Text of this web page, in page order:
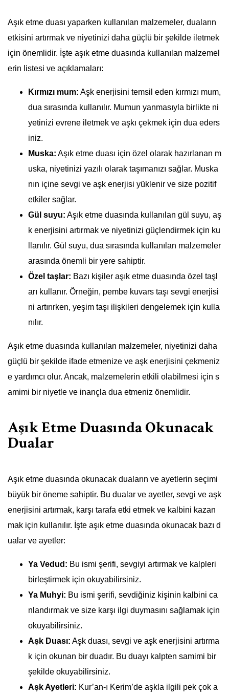
Aşık etme duası yaparken kullanılan malzemeler, duaların
etkisini artırmak ve niyetinizi daha güçlü bir şekilde iletmek
için önemlidir. İşte aşık etme duasında kullanılan malzemel
erin listesi ve açıklamaları:
Kırmızı mum: Aşk enerjisini temsil eden kırmızı mum,
dua sırasında kullanılır. Mumun yanmasıyla birlikte ni
yetinizi evrene iletmek ve aşkı çekmek için dua eders
iniz.
Muska: Aşık etme duası için özel olarak hazırlanan m
uska, niyetinizi yazılı olarak taşımanızı sağlar. Muska
nın içine sevgi ve aşk enerjisi yüklenir ve size pozitif
etkiler sağlar.
Gül suyu: Aşık etme duasında kullanılan gül suyu, aş
k enerjisini artırmak ve niyetinizi güçlendirmek için ku
llanılır. Gül suyu, dua sırasında kullanılan malzemeler
arasında önemli bir yere sahiptir.
Özel taşlar: Bazı kişiler aşık etme duasında özel taşl
arı kullanır. Örneğin, pembe kuvars taşı sevgi enerjisi
ni artırırken, yeşim taşı ilişkileri dengelemek için kulla
nılır.
Aşık etme duasında kullanılan malzemeler, niyetinizi daha
güçlü bir şekilde ifade etmenize ve aşk enerjisini çekmeniz
e yardımcı olur. Ancak, malzemelerin etkili olabilmesi için s
amimi bir niyetle ve inançla dua etmeniz önemlidir.
Aşık Etme Duasında Okunacak
Dualar
Aşık etme duasında okunacak duaların ve ayetlerin seçimi
büyük bir öneme sahiptir. Bu dualar ve ayetler, sevgi ve aşk
enerjisini artırmak, karşı tarafa etki etmek ve kalbini kazan
mak için kullanılır. İşte aşık etme duasında okunacak bazı d
ualar ve ayetler:
Ya Vedud: Bu ismi şerifi, sevgiyi artırmak ve kalpleri
birleştirmek için okuyabilirsiniz.
Ya Muhyi: Bu ismi şerifi, sevdiğiniz kişinin kalbini ca
nlandırmak ve size karşı ilgi duymasını sağlamak için
okuyabilirsiniz.
Aşk Duası: Aşk duası, sevgi ve aşk enerjisini artırma
k için okunan bir duadır. Bu duayı kalpten samimi bir
şekilde okuyabilirsiniz.
Aşk Ayetleri: Kur’an-ı Kerim’de aşkla ilgili pek çok a